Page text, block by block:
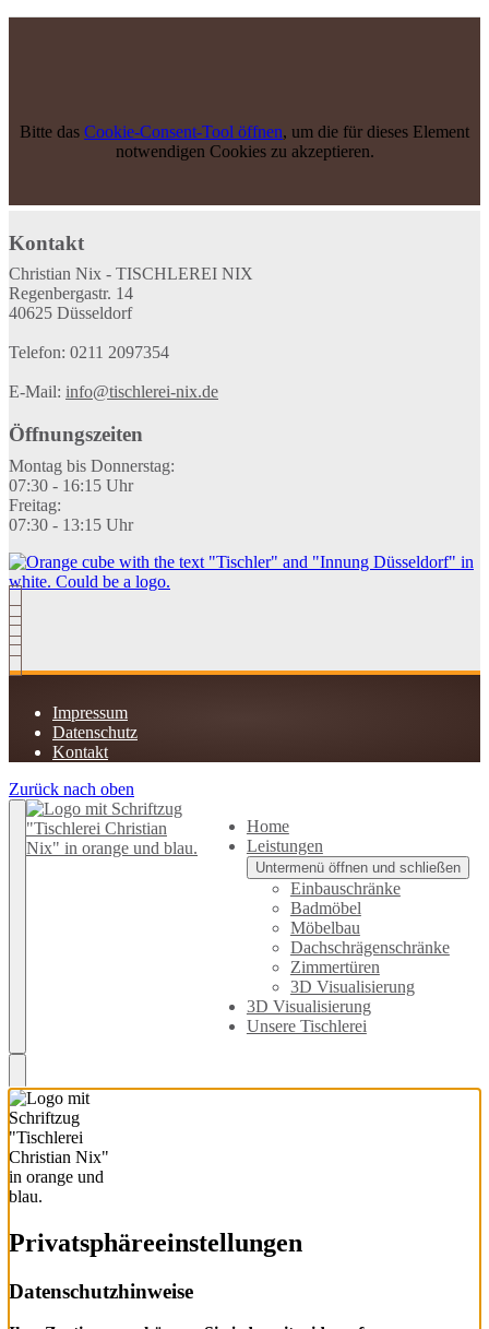
Bitte das Cookie-Consent-Tool öffnen, um die für dieses Element
notwendigen Cookies zu akzeptieren.
Kontakt
Christian Nix - TISCHLEREI NIX
Regenbergastr. 14
40625 Düsseldorf
Telefon: 0211 2097354
E-Mail: info@tischlerei-nix.de
Öffnungszeiten
Montag bis Donnerstag:
07:30 - 16:15 Uhr
Freitag:
07:30 - 13:15 Uhr
Impressum
Datenschutz
Kontakt
Zurück nach oben
Home
Leistungen
Untermenü öffnen und schließen
Einbauschränke
Badmöbel
Möbelbau
Dachschrägenschränke
Zimmertüren
3D Visualisierung
3D Visualisierung
Unsere Tischlerei
Privatsphäre­einstellungen
Datenschutzhinweise